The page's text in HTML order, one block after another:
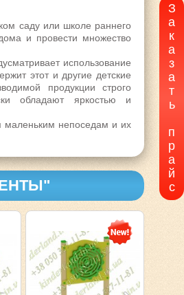
саду или школе раннего
и провести множество
использование
этот и другие детские
продукции строго
обладают яркостью и
маленьким непоседам и их
З
а
к
а
з
а
т
ь
п
р
а
й
с